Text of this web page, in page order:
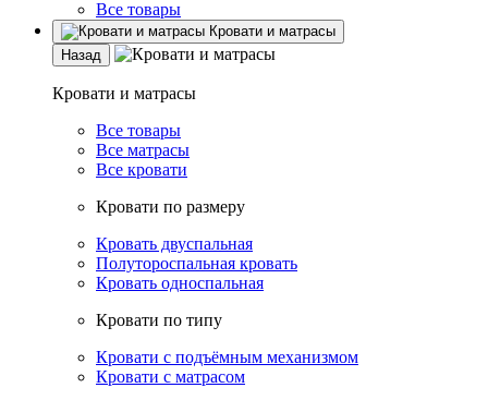
Все товары
Кровати и матрасы
Назад
Кровати и матрасы
Все товары
Все матрасы
Все кровати
Кровати по размеру
Кровать двуспальная
Полутороспальная кровать
Кровать односпальная
Кровати по типу
Кровати с подъёмным механизмом
Кровати с матрасом